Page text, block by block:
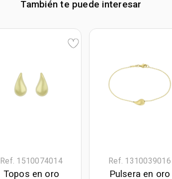
También te puede interesar
Ref. 1510074014
Topos en oro
Ref. 1310039016
Pulsera en oro